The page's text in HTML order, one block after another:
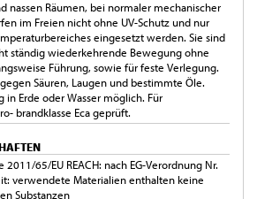
nassen Räumen, bei normaler mechanischer
im Freien nicht ohne UV-Schutz und nur
eingesetzt werden. Sie sind
ständig wiederkehrende Bewegung ohne
Führung, sowie für feste Verlegung.
Säuren, Laugen und bestimmte Öle.
in Erde oder Wasser möglich. Für
brandklasse Eca geprüft.
2011/65/EU REACH: nach EG-Verordnung Nr.
verwendete Materialien enthalten keine
Substanzen